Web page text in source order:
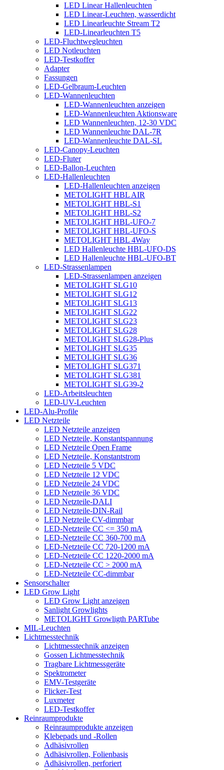
LED Linear Hallenleuchten
LED Linear-Leuchten, wasserdicht
LED Linearleuchte Stream T2
LED-Linearleuchten T5
LED-Fluchtwegleuchten
LED Notleuchten
LED-Testkoffer
Adapter
Fassungen
LED-Gelbraum-Leuchten
LED-Wannenleuchten
LED-Wannenleuchten anzeigen
LED-Wannenleuchten Aktionsware
LED Wannenleuchten, 12-30 VDC
LED Wannenleuchte DAL-7R
LED-Wannenleuchte DAL-SL
LED-Canopy-Leuchten
LED-Fluter
LED-Ballon-Leuchten
LED-Hallenleuchten
LED-Hallenleuchten anzeigen
METOLIGHT HBL AIR
METOLIGHT HBL-S1
METOLIGHT HBL-S2
METOLIGHT HBL-UFO-7
METOLIGHT HBL-UFO-S
METOLIGHT HBL 4Way
LED Hallenleuchte HBL-UFO-DS
LED Hallenleuchte HBL-UFO-BT
LED-Strassenlampen
LED-Strassenlampen anzeigen
METOLIGHT SLG10
METOLIGHT SLG12
METOLIGHT SLG13
METOLIGHT SLG22
METOLIGHT SLG23
METOLIGHT SLG28
METOLIGHT SLG28-Plus
METOLIGHT SLG35
METOLIGHT SLG36
METOLIGHT SLG371
METOLIGHT SLG381
METOLIGHT SLG39-2
LED-Arbeitsleuchten
LED-UV-Leuchten
LED-Alu-Profile
LED Netzteile
LED Netzteile anzeigen
LED Netzteile, Konstantspannung
LED Netzteile Open Frame
LED Netzteile, Konstantstrom
LED Netzteile 5 VDC
LED Netzteile 12 VDC
LED Netzteile 24 VDC
LED Netzteile 36 VDC
LED Netzteile-DALI
LED Netzteile-DIN-Rail
LED Netzteile CV-dimmbar
LED-Netzteile CC <= 350 mA
LED-Netzteile CC 360-700 mA
LED-Netzteile CC 720-1200 mA
LED-Netzteile CC 1220-2000 mA
LED-Netzteile CC > 2000 mA
LED-Netzteile CC-dimmbar
Sensorschalter
LED Grow Light
LED Grow Light anzeigen
Sanlight Growlights
METOLIGHT Growligth PARTube
MIL-Leuchten
Lichtmesstechnik
Lichtmesstechnik anzeigen
Gossen Lichtmesstechnik
Tragbare Lichtmessgeräte
Spektrometer
EMV-Testgeräte
Flicker-Test
Luxmeter
LED-Testkoffer
Reinraumprodukte
Reinraumprodukte anzeigen
Klebepads und -Rollen
Adhäsivrollen
Adhäsivrollen, Folienbasis
Adhäsivrollen, perforiert